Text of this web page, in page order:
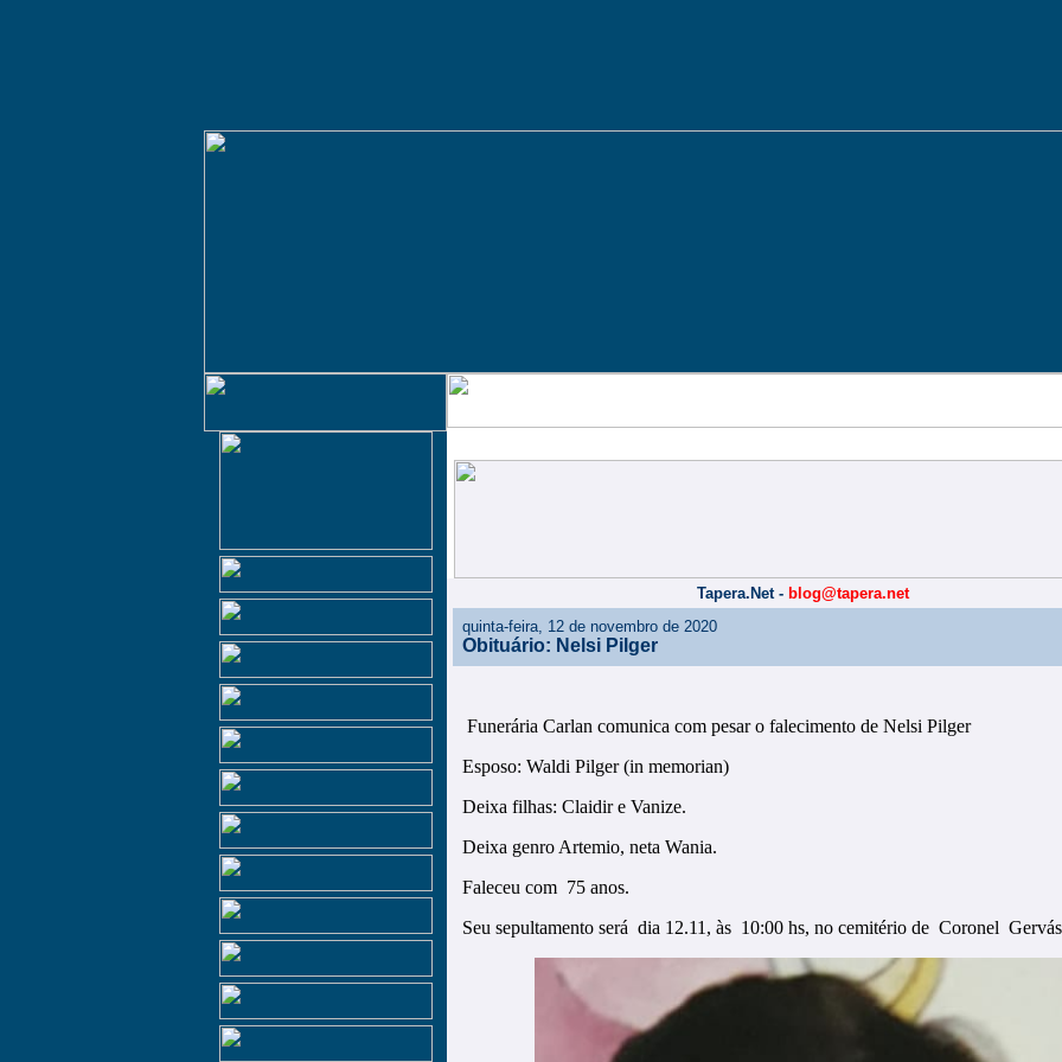
Tapera.Net - blog@tapera.net
quinta-feira, 12 de novembro de 2020
Obituário: Nelsi Pilger
Funerária Carlan comunica com pesar o falecimento de Nelsi Pilger
Esposo: Waldi Pilger (in memorian)
Deixa filhas: Claidir e Vanize.
Deixa genro Artemio, neta Wania.
Faleceu com 75 anos.
Seu sepultamento será dia 12.11, às 10:00 hs, no cemitério de Coronel